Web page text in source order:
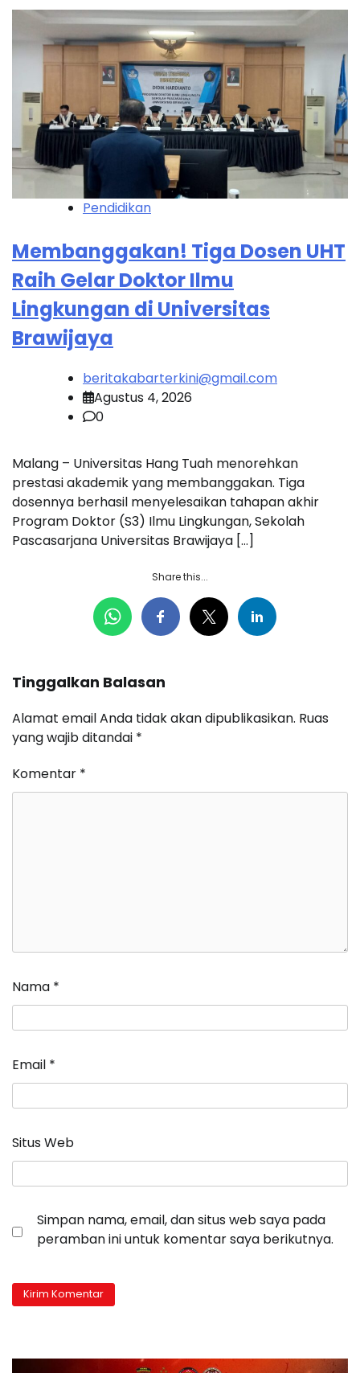
Pendidikan
Membanggakan! Tiga Dosen UHT
Raih Gelar Doktor Ilmu
Lingkungan di Universitas
Brawijaya
beritakabarterkini@gmail.com
Agustus 4, 2026
0
Malang – Universitas Hang Tuah menorehkan
prestasi akademik yang membanggakan. Tiga
dosennya berhasil menyelesaikan tahapan akhir
Program Doktor (S3) Ilmu Lingkungan, Sekolah
Pascasarjana Universitas Brawijaya […]
Share this...
Tinggalkan Balasan
Alamat email Anda tidak akan dipublikasikan. Ruas
yang wajib ditandai *
Komentar *
Nama *
Email *
Situs Web
Simpan nama, email, dan situs web saya pada
peramban ini untuk komentar saya berikutnya.